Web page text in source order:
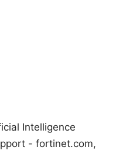
Intelligence
- fortinet.com,